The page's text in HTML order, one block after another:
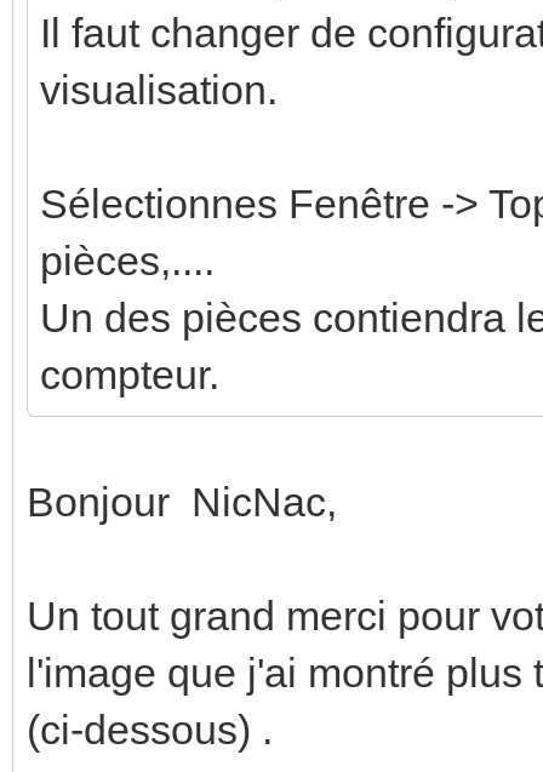
Il faut changer de
visualisation.
Sélectionnes Fenêtre ->
pièces,....
Un des pièces contiendra
compteur.
Bonjour NicNac,
Un tout grand merci pour
l'image que j'ai montré plus
(ci-dessous) .